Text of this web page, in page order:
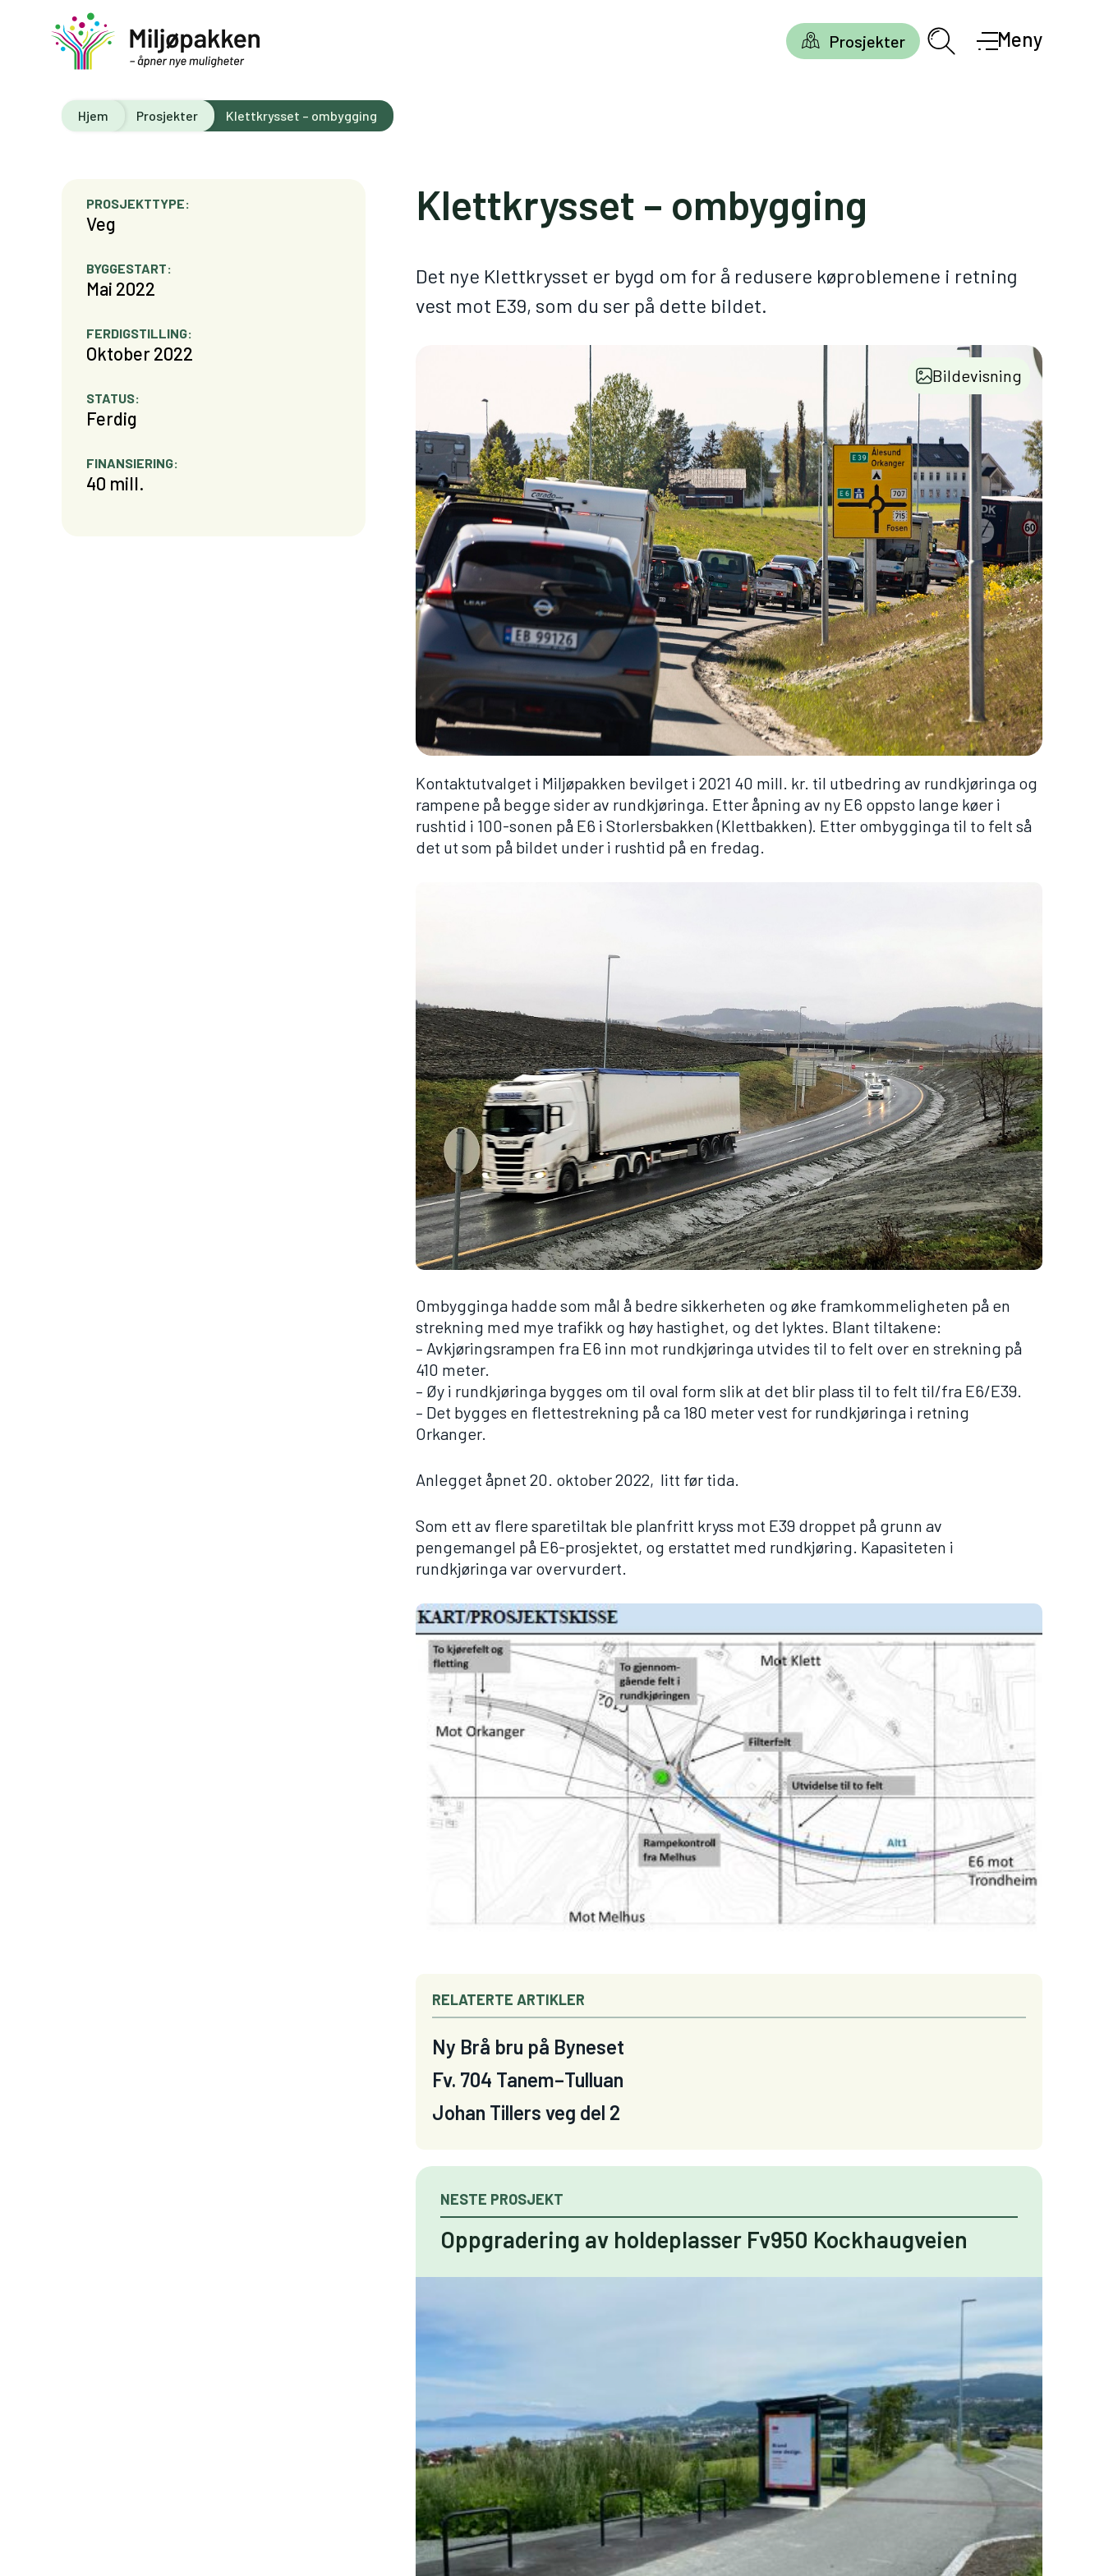
Prosjekter Meny
Hjem Prosjekter Klettkrysset – ombygging
PROSJEKTTYPE:
Veg
BYGGESTART:
Mai 2022
FERDIGSTILLING:
Oktober 2022
STATUS:
Ferdig
FINANSIERING:
40 mill.
Klettkrysset – ombygging
Det nye Klettkrysset er bygd om for å redusere køproblemene i retning
vest mot E39, som du ser på dette bildet.
Bildevisning
Kontaktutvalget i Miljøpakken bevilget i 2021 40 mill. kr. til utbedring av rundkjøringa og
rampene på begge sider av rundkjøringa. Etter åpning av ny E6 oppsto lange køer i
rushtid i 100-sonen på E6 i Storlersbakken (Klettbakken). Etter ombygginga til to felt så
det ut som på bildet under i rushtid på en fredag.
Ombygginga hadde som mål å bedre sikkerheten og øke framkommeligheten på en
strekning med mye trafikk og høy hastighet, og det lyktes. Blant tiltakene:
– Avkjøringsrampen fra E6 inn mot rundkjøringa utvides til to felt over en strekning på
410 meter.
– Øy i rundkjøringa bygges om til oval form slik at det blir plass til to felt til/fra E6/E39.
– Det bygges en flettestrekning på ca 180 meter vest for rundkjøringa i retning
Orkanger.
Anlegget åpnet 20. oktober 2022, litt før tida.
Som ett av flere sparetiltak ble planfritt kryss mot E39 droppet på grunn av
pengemangel på E6-prosjektet, og erstattet med rundkjøring. Kapasiteten i
rundkjøringa var overvurdert.
RELATERTE ARTIKLER
Ny Brå bru på Byneset
Fv. 704 Tanem–Tulluan
Johan Tillers veg del 2
NESTE PROSJEKT
Oppgradering av holdeplasser Fv950 Kockhaugveien